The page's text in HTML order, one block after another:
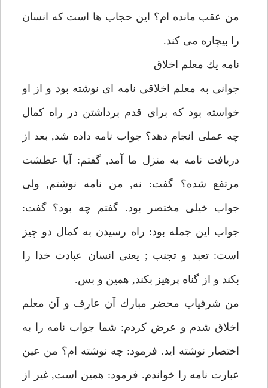
من عقب مانده ام؟ اين حجاب ها است كه انسان
را بيچاره مى كند.
نامه يك معلم اخلاق
جوانى به معلم اخلاقى نامه اى نوشته بود و از او
خواسته بود كه براى قدم برداشتن در راه كمال
چه عملى انجام دهد؟ جواب نامه داده شد, بعد از
دريافت نامه به منزل ما آمد, گفتم: آيا عطشت
مرتفع شده؟ گفت: نه, من نامه نوشتم, ولى
جواب خيلى مختصر بود. گفتم چه بود؟ گفت:
جواب اين جمله بود: راه رسيدن به كمال دو چيز
است: تعبد و تجنب ; يعنى انسان عبادت خدا را
بكند و از گناه پرهيز بكند, همين و بس.
من شرفياب محضر مبارك آن عارف و آن معلم
اخلاق شدم و عرض كردم: شما جواب نامه را به
اختصار نوشته ايد. فرمود: چه نوشته ام؟ من عين
عبارت نامه را خواندم. فرمود: همين است, غير از